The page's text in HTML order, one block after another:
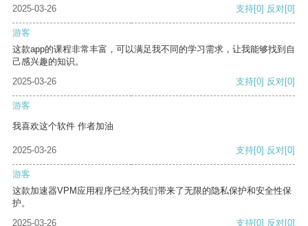
2025-03-26
支持[0] 反对[0]
游客
这款app的课程非常丰富，可以满足我不同的学习需求，让我能够找到自
己感兴趣的知识。
2025-03-26
支持[0] 反对[0]
游客
我喜欢这个软件 作者加油
2025-03-26 支持[0] 反对[0]
游客
这款加速器VPM应用程序已经为我们带来了无限的隐私保护和安全性保
护。
2025-03-26
支持[0] 反对[0]